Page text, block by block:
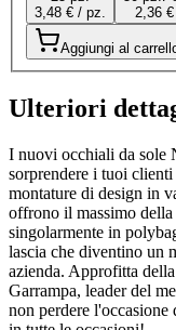
3,48 € / pz.
2,36
Aggiungi al
Ulteriori
I nuovi occhiali da sole
sorprendere i tuoi
montature di design in
offrono il massimo
singolarmente in
lascia che diventino un
azienda. Approfitta
Garrampa, leader del
non perdere